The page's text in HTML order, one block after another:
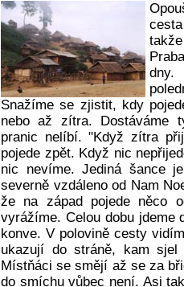
dny.
Snažíme se zjistit, kdy
nebo až zítra. Dostáváme
pranic nelíbí. "Když zítra
pojede zpět. Když nic
nic nevíme. Jediná šance
severně vzdáleno od Nam
že na západ pojede něco
vyrážíme. Celou dobu jdeme
konve. V polovině cesty
ukazují do stráně, kam
Místňáci se smějí až se za
do smíchu vůbec není. Asi